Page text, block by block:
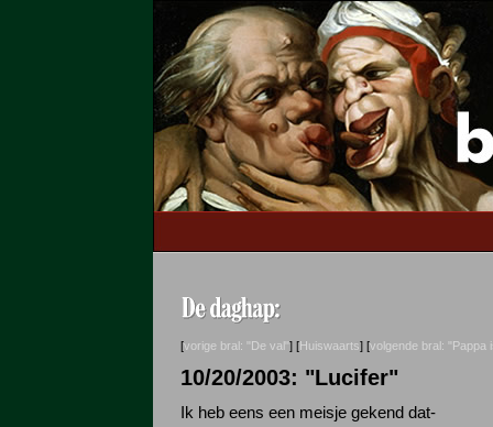
[vorige bral: "De val"] [Huiswaarts] [volgende bral: "Pappa
10/20/2003: "Lucifer"
Ik heb eens een meisje gekend dat-